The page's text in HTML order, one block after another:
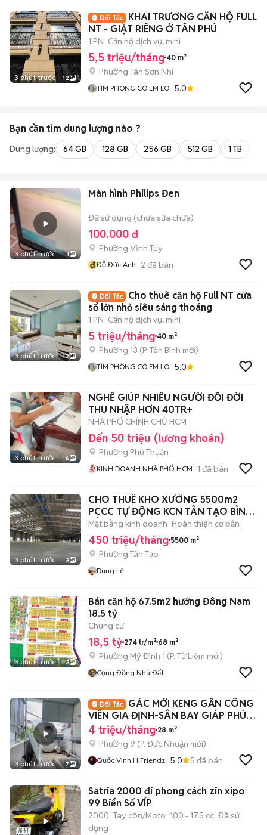
3 phút trước 12
KHAI TRƯƠNG CĂN HỘ FULL
NT - GIẶT RIÊNG Ở TÂN PHÚ
1 PN Căn hộ dịch vụ, mini
5,5 triệu/tháng 40 m²
Phường Tân Sơn Nhì
TÌM PHÒNG CÓ EM LO 5.0
Bạn cần tìm dung lượng nào ?
Dung lượng: 64 GB 128 GB 256 GB 512 GB 1 TB
3 phút trước 1
Màn hình Philips Đen
Đã sử dụng (chưa sửa chữa)
100.000 đ
Phường Vĩnh Tuy
đĐỗ Đức Anh 2 đã bán
3 phút trước 12
Cho thuê căn hộ Full NT cửa
sổ lớn nhỏ siêu sáng thoáng
1 PN Căn hộ dịch vụ, mini
5 triệu/tháng 40 m²
Phường 13 (P. Tân Bình mới)
TÌM PHÒNG CÓ EM LO 5.0
3 phút trước 6
NGHỀ GIÚP NHIỀU NGƯỜI ĐỔI ĐỜI
THU NHẬP HƠN 40TR+
NHÀ PHỐ CHÍNH CHỦ HCM
Đến 50 triệu (lương khoán)
Phường Phú Thuận
KINH DOANH NHÀ PHỐ HCM 1 đã bán
3 phút trước 3
CHO THUÊ KHO XƯỞNG 5500m2
PCCC TỰ ĐỘNG KCN TÂN TẠO BÌNH
TÂN
Mặt bằng kinh doanh Hoàn thiện cơ bản
450 triệu/tháng 5500 m²
Phường Tân Tạo
Dung Lê
3 phút trước 3
Bán căn hộ 67.5m2 hướng Đông Nam
18.5 tỷ
Chung cư
18,5 tỷ 274 tr/m² 68 m²
Phường Mỹ Đình 1 (P. Từ Liêm mới)
Cộng Đồng Nhà Đất
3 phút trước 7
GÁC MỚI KENG GẦN CÔNG
VIÊN GIA ĐỊNH-SÂN BAY GIÁP PHÚ
NHUẬN
4 triệu/tháng 28 m²
Phường 9 (P. Đức Nhuận mới)
Quốc Vinh HiFriendz 5.0 5 đã bán
Satria 2000 đi phong cách zin xipo
99 Biển Số VÍP
2000 Tay côn/Moto 100 - 175 cc Đã sử
dụng